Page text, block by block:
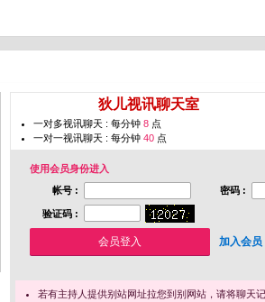
狄儿视讯聊天室
一对多视讯聊天 : 每分钟 8 点
一对一视讯聊天 : 每分钟 40 点
使用会员身份进入
帐号 :
密码 :
验证码 :
加入会员
若有主持人提供别站网址拉您到别网站，请将聊天